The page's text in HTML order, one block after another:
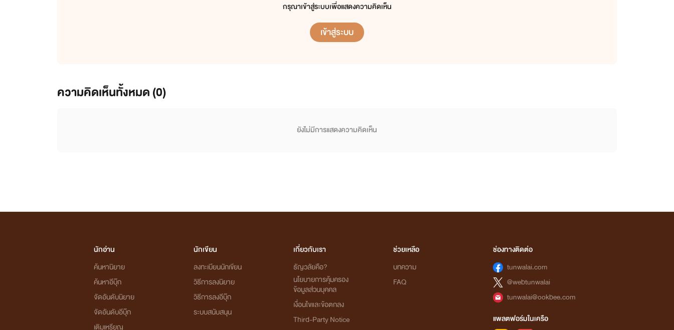
กรุณาเข้าสู่ระบบเพื่อแสดงความคิดเห็น
เข้าสู่ระบบ
ความคิดเห็นทั้งหมด (0)
ยังไม่มีการแสดงความคิดเห็น
นักอ่าน
ค้นหานิยาย
ค้นหาอีบุ๊ก
จัดอันดับนิยาย
จัดอันดับอีบุ๊ก
เติมเหรียญ
นักเขียน
ลงทะเบียนนักเขียน
วิธีการลงนิยาย
วิธีการลงอีบุ๊ก
ระบบสนับสนุน
เกี่ยวกับเรา
ธัญวลัยคือ?
นโยบายการคุ้มครอง
ข้อมูลส่วนบุคคล
เงื่อนไขและข้อตกลง
Third-Party Notice
ช่วยเหลือ
บทความ
FAQ
ช่องทางติดต่อ
tunwalai.com
@webtunwalai
tunwalai@ookbee.com
แพลตฟอร์มในเครือ